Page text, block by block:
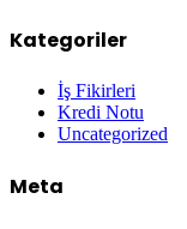
Kategoriler
İş Fikirleri
Kredi Notu
Uncategorized
Meta